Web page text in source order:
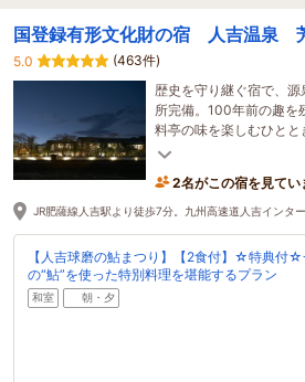
国登録有形文化財の宿 人吉温泉
5.0
(463件)
歴史を守り継ぐ宿で、
所完備。100年前の趣を
料亭の味を楽しむひと
を感じながら、贅沢な時
2名がこの宿を見てい
JR肥薩線人吉駅より徒歩7分。九州高速道人吉インター
【人吉球磨の鮎まつり】【2食付】☆特典付
の“鮎”を使った特別料理を堪能するプラン
和室 朝・夕